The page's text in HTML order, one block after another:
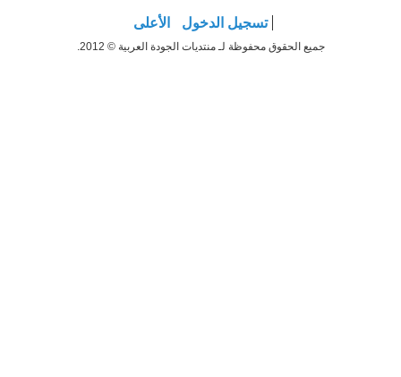
تسجيل الدخول الأعلى
جميع الحقوق محفوظة لـ منتديات الجودة العربية © 2012.